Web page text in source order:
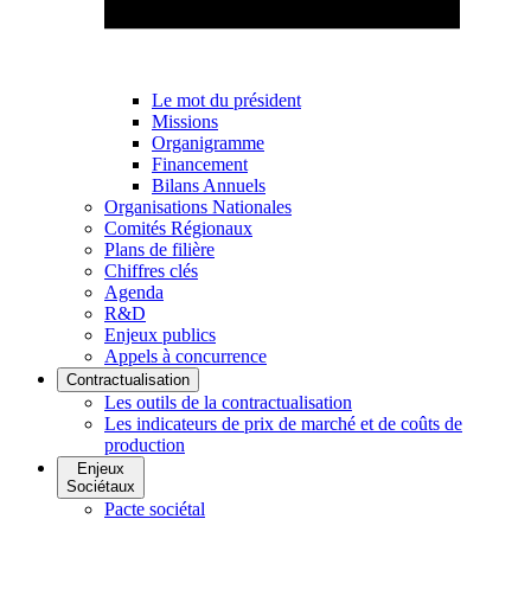
Le mot du président
Missions
Organigramme
Financement
Bilans Annuels
Organisations Nationales
Comités Régionaux
Plans de filière
Chiffres clés
Agenda
R&D
Enjeux publics
Appels à concurrence
Contractualisation
Les outils de la contractualisation
Les indicateurs de prix de marché et de coûts de
production
Enjeux
Sociétaux
Pacte sociétal